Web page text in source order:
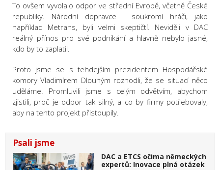
To ovšem vyvolalo odpor ve střední Evropě, včetně České
republiky. Národní dopravce i soukromí hráči, jako
například Metrans, byli velmi skeptičtí. Neviděli v DAC
reálný přínos pro své podnikání a hlavně nebylo jasné,
kdo by to zaplatil.
Proto jsme se s tehdejším prezidentem Hospodářské
komory Vladimírem Dlouhým rozhodli, že se situací něco
uděláme. Promluvili jsme s celým odvětvím, abychom
zjistili, proč je odpor tak silný, a co by firmy potřebovaly,
aby na tento projekt přistoupily.
Psali jsme
DAC a ETCS očima německých
expertů: Inovace plná otázek